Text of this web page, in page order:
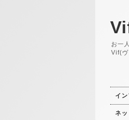
お一
Vif(ヴ
イ
ネ